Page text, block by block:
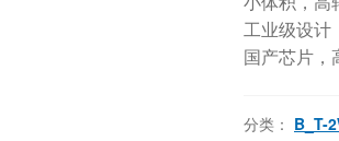
工业级设计
国产芯片，
分类： B_T-